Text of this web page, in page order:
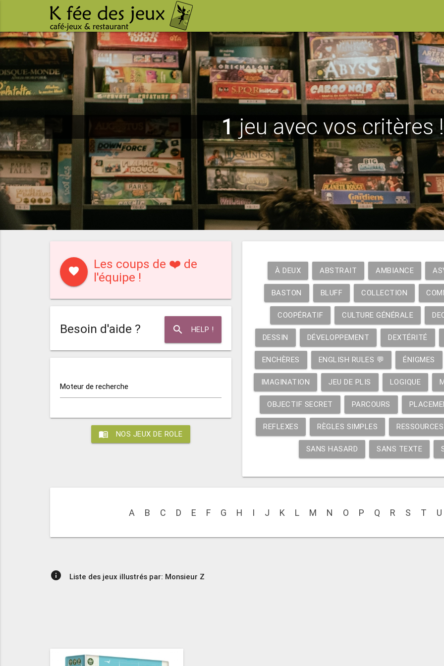
1jeu avec vos critères !
favorite
Les coups de ❤️ de
l'équipe !
search HELP !
Besoin d'aide ?
Moteur de recherche
menu_book NOS JEUX DE ROLE
À DEUX ABSTRAIT AMBIANCE
BASTON BLUFF COLLECTION
COOPÉRATIF CULTURE GÉNÉRALE
DESSIN DÉVELOPPEMENT DEXTÉRITÉ
ENCHÈRES ENGLISH RULES 💬 ÉNIGMES
IMAGINATION JEU DE PLIS LOGIQUE
OBJECTIF SECRET PARCOURS
REFLEXES RÈGLES SIMPLES RESSOURCES
SANS HASARD SANS TEXTE
A B C D E F G H I J K L M N O P Q R S T U
info Liste des jeux illustrés par: Monsieur Z